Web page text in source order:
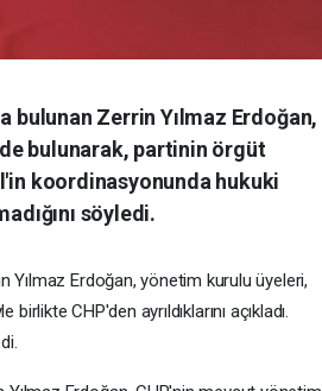
bulunan Zerrin Yılmaz Erdoğan,
bulunarak, partinin örgüt
koordinasyonunda hukuki
söyledi.
Yılmaz Erdoğan, yönetim kurulu üyeleri,
CHP'den ayrıldıklarını açıkladı.